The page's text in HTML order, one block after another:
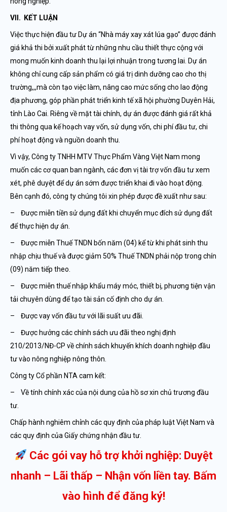
VII. KẾT LUẬN
Việc thực hiện đầu tư Dự án “Nhà máy xay xát lúa gạo” được đánh
giá khả thi bởi xuất phát từ những nhu cầu thiết thực cộng với
mong muốn kinh doanh thu lại lợi nhuận trong tương lai. Dự án
không chỉ cung cấp sản phẩm có giá trị dinh dưỡng cao cho thị
trường,,,mà còn tạo việc làm, nâng cao mức sống cho lao động
địa phương, góp phần phát triển kinh tế xã hội phường Duyên Hải,
tỉnh Lào Cai. Riêng về mặt tài chính, dự án được đánh giá rất khả
thi thông qua kế hoạch vay vốn, sử dụng vốn, chi phí đầu tư, chi
phí hoạt động và nguồn doanh thu.
Vì vậy, Công ty TNHH MTV Thực Phẩm Vàng Việt Nam mong
muốn các cơ quan ban ngành, các đơn vị tài trợ vốn đầu tư xem
xét, phê duyệt để dự án sớm được triển khai đi vào hoạt động.
Bên cạnh đó, công ty chúng tôi xin phép được đề xuất như sau:
– Được miễn tiền sử dụng đất khi chuyển mục đích sử dụng đất
để thực hiện dự án.
– Được miễn Thuế TNDN bốn năm (04) kể từ khi phát sinh thu
nhập chịu thuế và được giảm 50% Thuế TNDN phải nộp trong chín
(09) năm tiếp theo.
– Được miễn thuế nhập khẩu máy móc, thiết bị, phương tiện vận
tải chuyên dùng để tạo tài sản cố định cho dự án.
– Được vay vốn đầu tư với lãi suất ưu đãi.
– Được hưởng các chính sách ưu đãi theo nghị định
210/2013/NĐ-CP về chính sách khuyến khích doanh nghiệp đầu
tư vào nông nghiệp nông thôn.
Công ty Cổ phần NTA cam kết:
– Về tính chính xác của nội dung của hồ sơ xin chủ trương đầu
tư.
Chấp hành nghiêm chỉnh các quy định của pháp luật Việt Nam và
các quy định của Giấy chứng nhận đầu tư.
Các gói vay hỗ trợ khởi nghiệp: Duyệt
nhanh – Lãi thấp – Nhận vốn liền tay. Bấm
vào hình để đăng ký!